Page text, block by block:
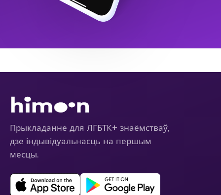
Прыкладанне для ЛГБТК+ знаёмстваў,
дзе індывідуальнасць на першым
месцы.